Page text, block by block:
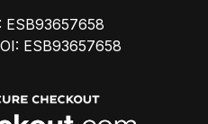
ESB93657658
ESB93657658